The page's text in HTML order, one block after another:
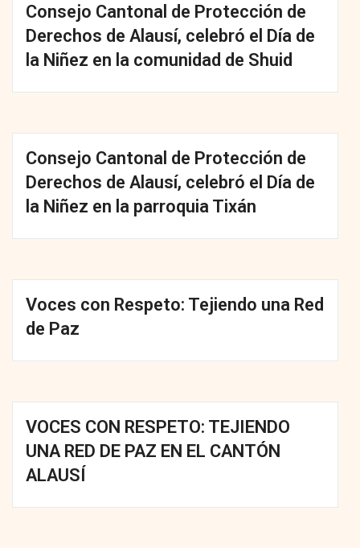
Consejo Cantonal de Protección de
Derechos de Alausí, celebró el Día de
la Niñez en la comunidad de Shuid
Consejo Cantonal de Protección de
Derechos de Alausí, celebró el Día de
la Niñez en la parroquia Tixán
Voces con Respeto: Tejiendo una Red
de Paz
VOCES CON RESPETO: TEJIENDO
UNA RED DE PAZ EN EL CANTÓN
ALAUSÍ